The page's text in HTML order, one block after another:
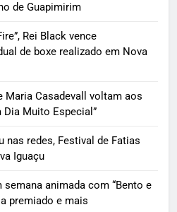
de Guapimirim
Rei Black vence
de boxe realizado em Nova
Maria Casadevall voltam aos
Dia Muito Especial”
nas redes, Festival de Fatias
Iguaçu
semana animada com “Bento e
premiado e mais